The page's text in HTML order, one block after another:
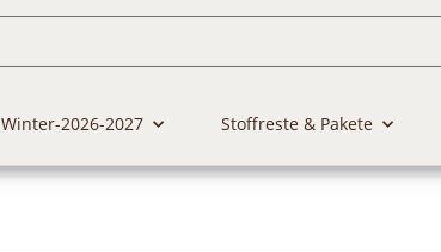
Winter-2026-2027 Stoffreste & Pakete